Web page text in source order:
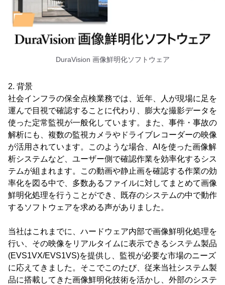
DuraVision 画像鮮明化ソフトウェア
2. 背景
社会インフラの保全点検業務では、近年、人が現場に足を
運んで目視で確認することに代わり、膨大な撮影データを
使った定常監視が一般化しています。また、事件・事故の
解析にも、複数の監視カメラやドライブレコーダーの映像
が活用されています。このような場合、AIを使った画像解
析システムなど、ユーザー側で確認作業を効率化するシス
テムが組まれます。この動画や静止画を確認する作業の効
率化を図る中で、多数あるファイルに対してまとめて画像
鮮明化処理を行うことができ、既存のシステムの中で動作
するソフトウェアを求める声がありました。
当社はこれまでに、ハードウェア内部で画像鮮明化処理を
行い、その映像をリアルタイムに表示できるシステム製品
(EVS1VX/EVS1VS)を提供し、監視が必要な市場のニーズ
に応えてきました。そこでこのたび、従来当社システム製
品に搭載してきた画像鮮明化技術を活かし、外部のシステ